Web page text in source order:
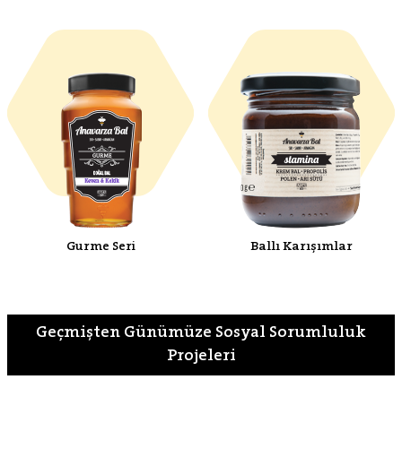
Gurme Seri Ballı Karışımlar
Geçmişten Günümüze Sosyal Sorumluluk
Projeleri